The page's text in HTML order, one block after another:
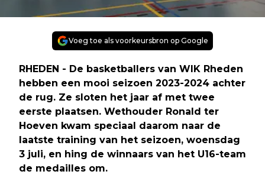
Voeg toe als voorkeursbron op Google
RHEDEN - De basketballers van WIK Rheden
hebben een mooi seizoen 2023-2024 achter
de rug. Ze sloten het jaar af met twee
eerste plaatsen. Wethouder Ronald ter
Hoeven kwam speciaal daarom naar de
laatste training van het seizoen, woensdag
3 juli, en hing de winnaars van het U16-team
de medailles om.